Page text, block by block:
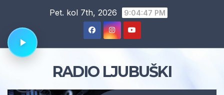
content
Pet. kol 7th, 2026 9:04:49 PM
RADIO LJUBUŠKI